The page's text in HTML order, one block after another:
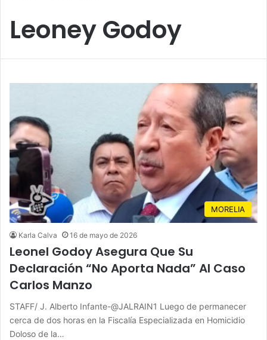
Leoney Godoy
MORELIA
Karla Calva 16 de mayo de 2026
Leonel Godoy Asegura Que Su
Declaración “No Aporta Nada” Al Caso
Carlos Manzo
STAFF/ J. Alberto Infante-@JALRAIN1 Luego de permanecer
cerca de dos horas en la Fiscalía Especializada en Homicidio
Doloso de la…